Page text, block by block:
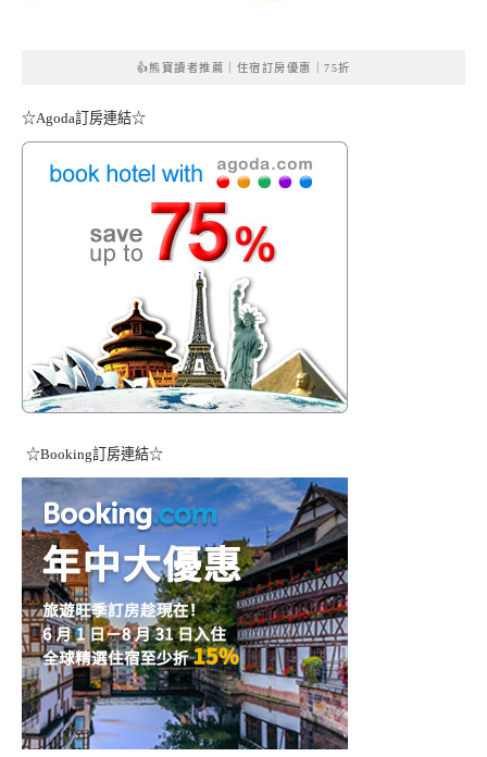
👍熊寶讀者推薦｜住宿訂房優惠｜75折
☆Agoda訂房連結☆
☆Booking訂房連結☆